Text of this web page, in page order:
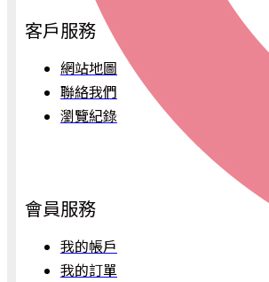
客戶服務
網站地圖
聯絡我們
瀏覽紀錄
會員服務
我的帳戶
我的訂單